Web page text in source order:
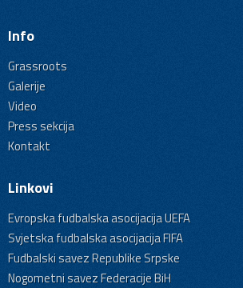
Info
Grassroots
Galerije
Video
Press sekcija
Kontakt
Linkovi
Evropska fudbalska asocijacija UEFA
Svjetska fudbalska asocijacija FIFA
Fudbalski savez Republike Srpske
Nogometni savez Federacije BiH